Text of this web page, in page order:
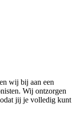
wij bij aan een
Wij ontzorgen
jij je volledig kunt